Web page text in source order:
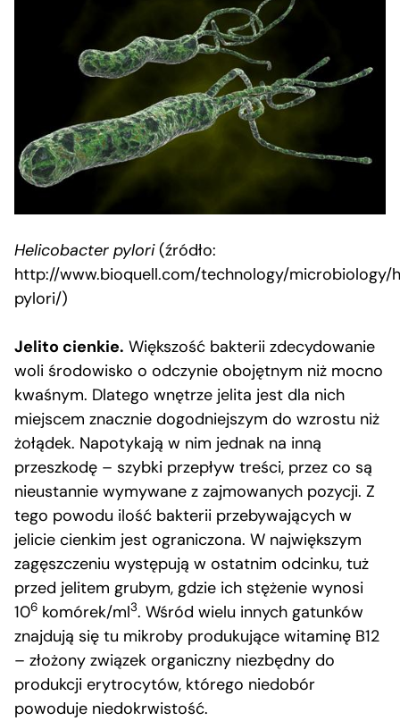
Helicobacter pylori(źródło:
http://www.bioquell.com/technology/
pylori/)
Jelito cienkie. Większość bakterii zdecydowanie
woli środowisko o odczynie obojętnym niż mocno
kwaśnym. Dlatego wnętrze jelita jest dla nich
miejscem znacznie dogodniejszym do wzrostu niż
żołądek. Napotykają w nim jednak na inną
przeszkodę – szybki przepływ treści, przez co są
nieustannie wymywane z zajmowanych pozycji. Z
tego powodu ilość bakterii przebywających w
jelicie cienkim jest ograniczona. W największym
zagęszczeniu występują w ostatnim odcinku, tuż
przed jelitem grubym, gdzie ich stężenie wynosi
106 komórek/ml3. Wśród wielu innych gatunków
znajdują się tu mikroby produkujące witaminę B12
– złożony związek organiczny niezbędny do
produkcji erytrocytów, którego niedobór
powoduje niedokrwistość.